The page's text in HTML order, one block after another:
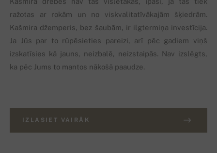
ražotas ar rokām un no viskvalitatīvākajām šķiedrām.
Kašmira džemperis, bez šaubām, ir ilgtermiņa investīcija.
Ja Jūs par to rūpēsieties pareizi, arī pēc gadiem viņš
izskatīsies kā jauns, neizbalē, neizstaipās. Nav izslēgts,
ka pēc Jums to mantos nākošā paaudze.
IZLASIET VAIRĀK